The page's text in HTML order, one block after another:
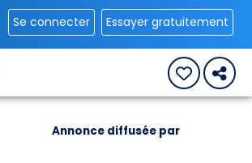
Se connecter Essayer gratuitement
Annonce diffusée par